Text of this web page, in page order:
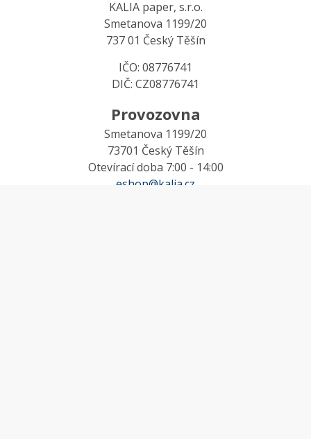
KALIA paper, s.r.o.
Smetanova 1199/20
737 01 Český Těšín
IČO: 08776741
DIČ: CZ08776741
Provozovna
Smetanova 1199/20
73701 Český Těšín
Otevírací doba 7:00 - 14:00
eshop@kalia.cz